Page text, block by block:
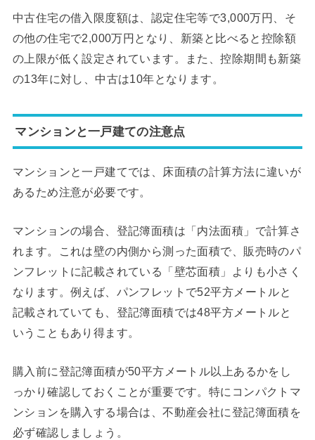
中古住宅の借入限度額は、認定住宅等で3,000万円、そ
の他の住宅で2,000万円となり、新築と比べると控除額
の上限が低く設定されています。また、控除期間も新築
の13年に対し、中古は10年となります。
マンションと一戸建ての注意点
マンションと一戸建てでは、床面積の計算方法に違いが
あるため注意が必要です。
マンションの場合、登記簿面積は「内法面積」で計算さ
れます。これは壁の内側から測った面積で、販売時のパ
ンフレットに記載されている「壁芯面積」よりも小さく
なります。例えば、パンフレットで52平方メートルと
記載されていても、登記簿面積では48平方メートルと
いうこともあり得ます。
購入前に登記簿面積が50平方メートル以上あるかをし
っかり確認しておくことが重要です。特にコンパクトマ
ンションを購入する場合は、不動産会社に登記簿面積を
必ず確認しましょう。